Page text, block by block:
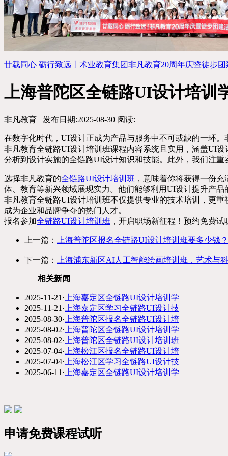
廿载同心 砺行致远丨术业教育集团非凡教育20周年庆暨徒步团
上海普陀区全链路UI设计培训
非凡教育 发布日期:2025-08-30 阅读:
在数字化时代，UI设计正成为产品与服务中不可或缺的一环。
非凡教育全链路UI设计培训班课程内容系统且实用，涵盖UI
分析到设计实施的全链路UI设计知识和技能。此外，我们注
选择非凡教育的全链路UI设计培训班 ，意味着你将获得一份
体、教育等新兴领域展现实力。他们能够利用UI设计提升产
非凡教育全链路UI设计培训班不仅提供专业的技术培训，更
成为企业和品牌争夺的热门人才。
报名参加全链路UI设计培训班 ，开启职场新征程！预约免费
上一篇： 上海普陀区报名全链路UI设计培训班要多少钱？
下一篇： 上海浦东新区AI人工智能绘画培训班，艺术与
相关新闻
2025-11-21 · 上海嘉定区全链路UI设计培训学
2025-11-21 · 上海嘉定区学习全链路UI设计技
2025-08-30· 上海普陀区报名全链路UI设计培
2025-08-02· 上海普陀区全链路UI设计培训学
2025-08-02· 上海普陀区全链路UI设计培训班
2025-07-04· 上海松江区报名全链路UI设计培
2025-07-04· 上海松江区学习全链路UI设计技
2025-06-11 · 上海嘉定区全链路UI设计培训学
申请免费课程试听